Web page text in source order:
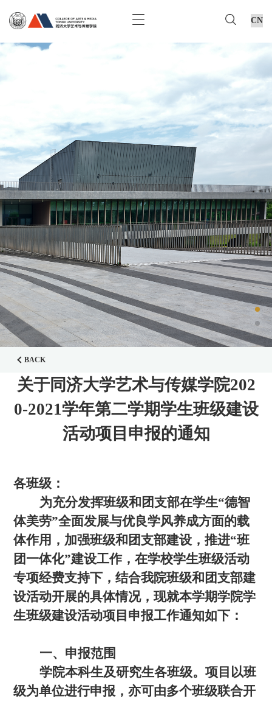
BACK
关于同济大学艺术与传媒学院202
0-2021学年第二学期学生班级建设
活动项目申报的通知
各班级：
为充分发挥班级和团支部在学生“德智
体美劳”全面发展与优良学风养成方面的载
体作用，加强班级和团支部建设，推进“班
团一体化”建设工作，在学校学生班级活动
专项经费支持下，结合我院班级和团支部建
设活动开展的具体情况，现就本学期学院学
生班级建设活动项目申报工作通知如下：
一、申报范围
学院本科生及研究生各班级。项目以班
级为单位进行申报，亦可由多个班级联合开